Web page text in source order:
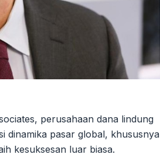
perusahaan dana lindung
dinamika pasar global, khususnya
kesuksesan luar biasa.